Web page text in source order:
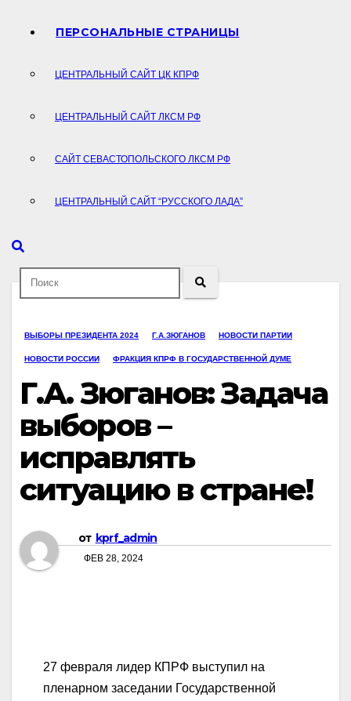
ПЕРСОНАЛЬНЫЕ СТРАНИЦЫ
ЦЕНТРАЛЬНЫЙ САЙТ ЦК КПРФ
ЦЕНТРАЛЬНЫЙ САЙТ ЛКСМ РФ
САЙТ СЕВАСТОПОЛЬСКОГО ЛКСМ РФ
ЦЕНТРАЛЬНЫЙ САЙТ “РУССКОГО ЛАДА”
ВЫБОРЫ ПРЕЗИДЕНТА 2024 Г.А.ЗЮГАНОВ НОВОСТИ ПАРТИИ
НОВОСТИ РОССИИ ФРАКЦИЯ КПРФ В ГОСУДАРСТВЕННОЙ ДУМЕ
Г.А. Зюганов: Задача
выборов –
исправлять
ситуацию в стране!
от kprf_admin
ФЕВ 28, 2024
27 февраля лидер КПРФ выступил на
пленарном заседании Государственной